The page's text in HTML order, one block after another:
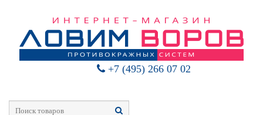
+7 (495) 266 07 02